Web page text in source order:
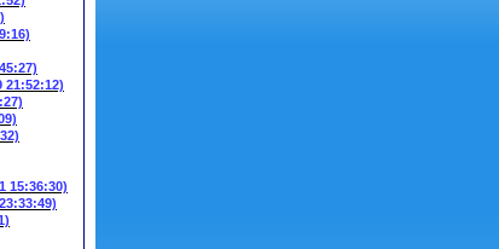
21:52:12)
15:36:30)